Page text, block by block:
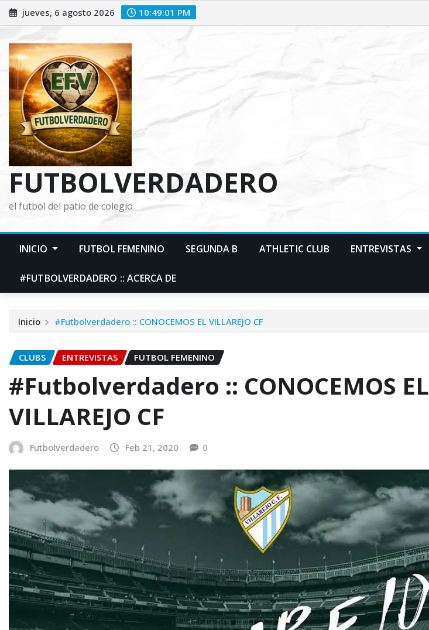
Saltar
al
jueves, 6 agosto 2026 10:49:03 PM
FUTBOLVERDADERO
el futbol del patio de colegio
INICIO FUTBOL FEMENINO SEGUNDA B ATHLETIC CLUB ENTREVISTAS
#FUTBOLVERDADERO :: ACERCA DE
Inicio #Futbolverdadero :: CONOCEMOS EL VILLAREJO CF
CLUBS ENTREVISTAS FUTBOL FEMENINO
#Futbolverdadero :: CONOCEMOS EL
VILLAREJO CF
Futbolverdadero Feb 21, 2020 0